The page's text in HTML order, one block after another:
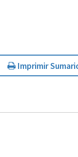
Imprimir